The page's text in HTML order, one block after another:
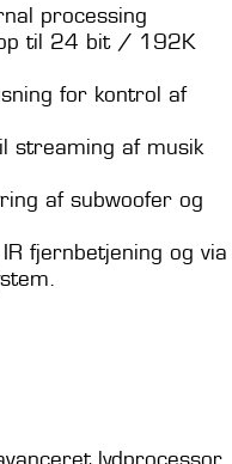
processing
op til 24 bit / 192K
for kontrol af
streaming af musik
af subwoofer og
fjernbetjening og via